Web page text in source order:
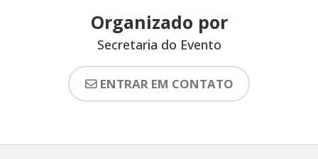
Organizado por
Secretaria do Evento
ENTRAR EM CONTATO